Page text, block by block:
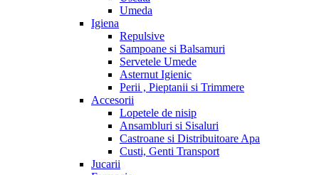
Umeda
Igiena
Repulsive
Sampoane si Balsamuri
Servetele Umede
Asternut Igienic
Perii , Pieptanii si Trimmere
Accesorii
Lopetele de nisip
Ansambluri si Sisaluri
Castroane si Distribuitoare Apa
Custi, Genti Transport
Jucarii